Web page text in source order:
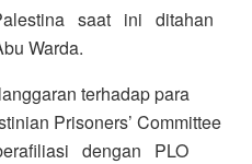
saat ini ditahan
Warda.
terhadap para
Prisoners’ Committee
dengan PLO